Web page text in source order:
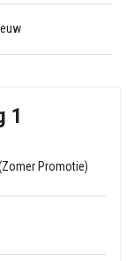
1
Promotie)